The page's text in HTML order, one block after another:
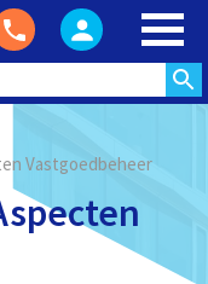
Vastgoedbeheer